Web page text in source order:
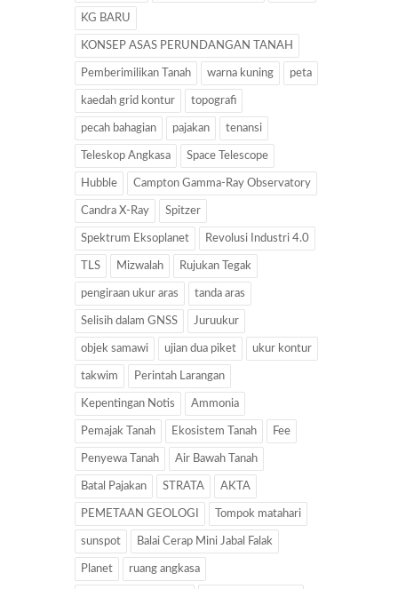
KG BARU
KONSEP ASAS PERUNDANGAN TANAH
Pemberimilikan Tanah warna kuning peta
kaedah grid kontur topografi
pecah bahagian pajakan tenansi
Teleskop Angkasa Space Telescope
Hubble Campton Gamma-Ray Observatory
Candra X-Ray Spitzer
Spektrum Eksoplanet Revolusi Industri 4.0
TLS Mizwalah Rujukan Tegak
pengiraan ukur aras tanda aras
Selisih dalam GNSS Juruukur
objek samawi ujian dua piket ukur kontur
takwim Perintah Larangan
Kepentingan Notis Ammonia
Pemajak Tanah Ekosistem Tanah Fee
Penyewa Tanah Air Bawah Tanah
Batal Pajakan STRATA AKTA
PEMETAAN GEOLOGI Tompok matahari
sunspot Balai Cerap Mini Jabal Falak
Planet ruang angkasa